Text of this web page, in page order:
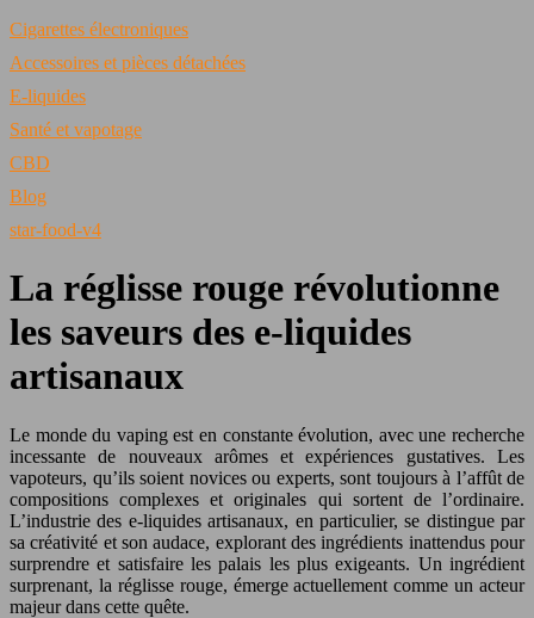
Cigarettes électroniques
Accessoires et pièces détachées
E-liquides
Santé et vapotage
CBD
Blog
star-food-v4
La réglisse rouge révolutionne
les saveurs des e-liquides
artisanaux
Le monde du vaping est en constante évolution, avec une recherche
incessante de nouveaux arômes et expériences gustatives. Les
vapoteurs, qu’ils soient novices ou experts, sont toujours à l’affût de
compositions complexes et originales qui sortent de l’ordinaire.
L’industrie des e-liquides artisanaux, en particulier, se distingue par
sa créativité et son audace, explorant des ingrédients inattendus pour
surprendre et satisfaire les palais les plus exigeants. Un ingrédient
surprenant, la réglisse rouge, émerge actuellement comme un acteur
majeur dans cette quête.